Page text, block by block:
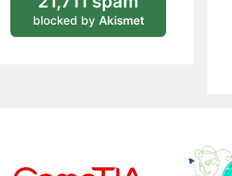
blocked by Akismet